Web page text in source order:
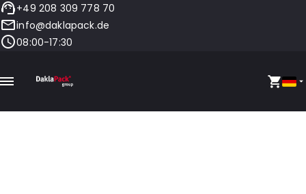
+49 208 309 778 70
info@daklapack.de
08:00-17:30